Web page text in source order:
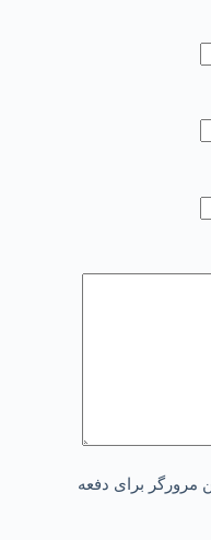
مرورگر برای دفعه